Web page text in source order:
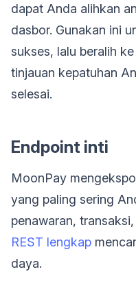
dapat Anda alihkan
dasbor. Gunakan ini
sukses, lalu beralih
tinjauan kepatuhan
selesai.
Endpoint inti
MoonPay
yang paling sering
penawaran,
REST lengkap
daya.